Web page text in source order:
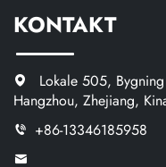
KONTAKT
Lokale 505,
Hangzhou, Zhejiang,
+86-13346185958